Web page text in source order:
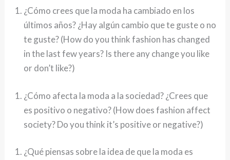
¿Cómo crees que la moda ha cambiado en los
últimos años? ¿Hay algún cambio que te guste o no
te guste? (How do you think fashion has changed
in the last few years? Is there any change you like
or don’t like?)
¿Cómo afecta la moda a la sociedad? ¿Crees que
es positivo o negativo? (How does fashion affect
society? Do you think it’s positive or negative?)
¿Qué piensas sobre la idea de que la moda es